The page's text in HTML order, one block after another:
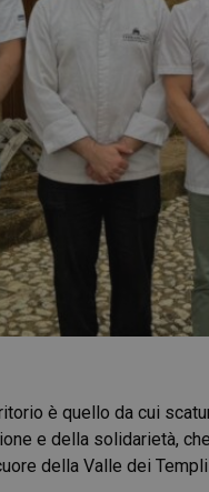
è quello da cui
e della solidarietà,
della Valle dei